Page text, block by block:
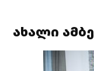
ახალი